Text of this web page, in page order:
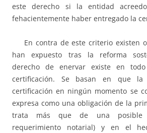
este derecho si la entidad
fehacientemente haber entregado la
En contra de este criterio existen
han expuesto tras la reforma
derecho de enervar existe en
certificación. Se basan en que
certificación en ningún momento se
expresa como una obligación de la
trata más que de una posible
requerimiento notarial) y en el